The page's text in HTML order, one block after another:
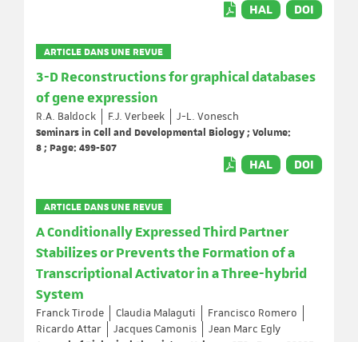
HAL DOI
ARTICLE DANS UNE REVUE
3-D Reconstructions for graphical databases
of gene expression
R.A. Baldock F.J. Verbeek
J-L. Vonesch
Seminars in Cell and Developmental Biology ; Volume:
8 ; Page: 499-507
HAL DOI
ARTICLE DANS UNE REVUE
A Conditionally Expressed Third Partner
Stabilizes or Prevents the Formation of a
Transcriptional Activator in a Three-hybrid
System
Franck Tirode Claudia Malaguti
Francisco Romero
Ricardo Attar
Jacques Camonis
Jean Marc Egly